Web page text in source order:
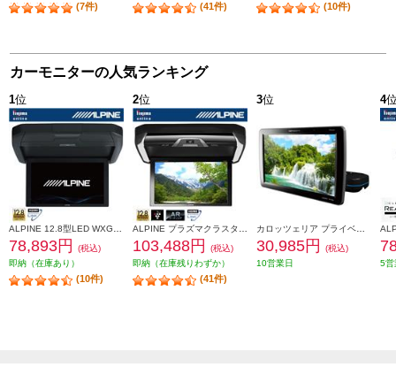
(7件) (41件) (10件)
カーモニターの人気ランキング
1位
78,893円
(税込)
即納（在庫あり）
(10件)
2位
103,488円
(税込)
即納（在庫残りわずか）
(41件)
3位
30,985円
(税込)
10営業日
4
5営